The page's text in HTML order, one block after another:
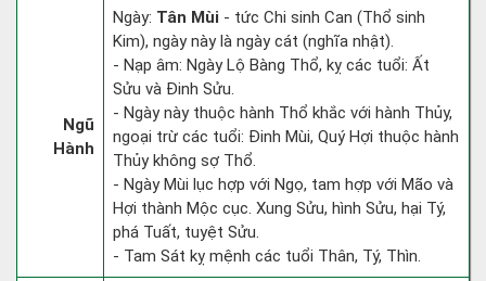
Ngũ
Hành
Ngày: Tân Mùi - tức Chi sinh Can (Thổ sinh
Kim), ngày này là ngày cát (nghĩa nhật).
- Nạp âm: Ngày Lộ Bàng Thổ, kỵ các tuổi: Ất
Sửu và Đinh Sửu.
- Ngày này thuộc hành Thổ khắc với hành Thủy,
ngoại trừ các tuổi: Đinh Mùi, Quý Hợi thuộc hành
Thủy không sợ Thổ.
- Ngày Mùi lục hợp với Ngọ, tam hợp với Mão và
Hợi thành Mộc cục. Xung Sửu, hình Sửu, hại Tý,
phá Tuất, tuyệt Sửu.
- Tam Sát kỵ mệnh các tuổi Thân, Tý, Thìn.